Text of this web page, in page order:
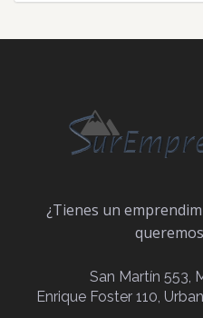
¿Tienes un
San Martín 553,
Enrique Foster 110,